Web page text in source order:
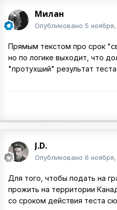
Милан
Опубликовано 5 ноября,
Прямым текстом про срок
но по логике выходит, что
"протухший" результат
J.D.
Опубликовано 6 ноября,
Для того, чтобы подать на
прожить на территории
со сроком действия теста